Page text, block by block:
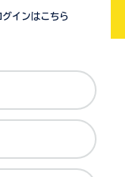
グインはこちら